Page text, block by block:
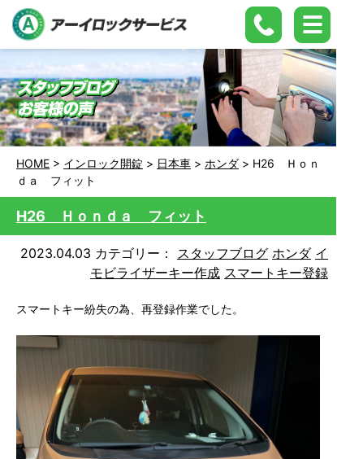
HOME > インロック開錠 > 日本車 > ホンダ > H26 Ｈｏｎ
ｄａ フィット
H26 Ｈｏｎｄａ フィット
2023.04.03 カテゴリー： スタッフブログ ホンダ イ
モビライザーキー作成 スマートキー登録
スマートキー紛失の為、再登録作業でした。